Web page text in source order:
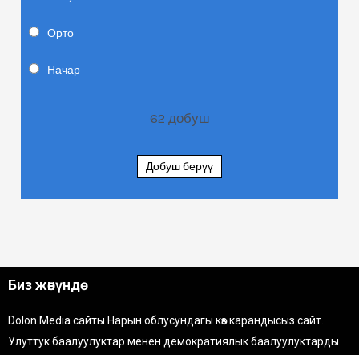
Орто
Начар
62 добуш
Добуш берүү
Биз жөнүндө
Dolon Media сайты Нарын облусундагы көз карандысыз сайт.
Улуттук баалуулуктар менен демократиялык баалуулуктарды